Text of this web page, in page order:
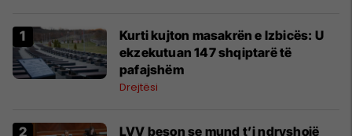
Kurti kujton masakrën e Izbicës: U
ekzekutuan 147 shqiptarë të
pafajshëm
Drejtësi
LVV beson se mund t’i ndryshojë